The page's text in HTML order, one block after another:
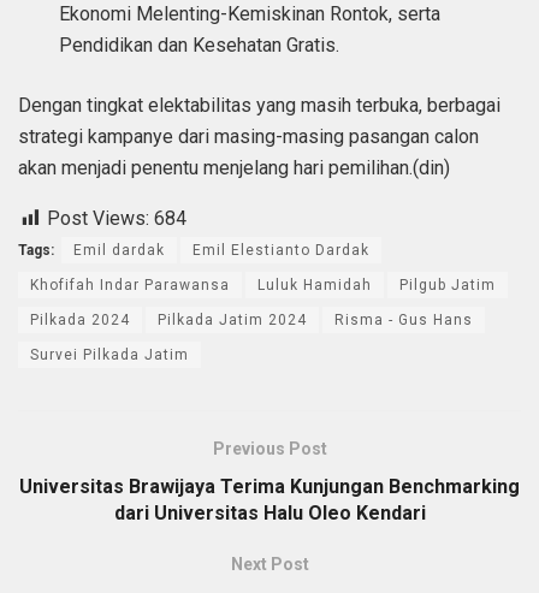
Ekonomi Melenting-Kemiskinan Rontok, serta
Pendidikan dan Kesehatan Gratis.
Dengan tingkat elektabilitas yang masih terbuka, berbagai
strategi kampanye dari masing-masing pasangan calon
akan menjadi penentu menjelang hari pemilihan.(din)
Post Views: 684
Tags: Emil dardak Emil Elestianto Dardak
Khofifah Indar Parawansa Luluk Hamidah Pilgub Jatim
Pilkada 2024 Pilkada Jatim 2024 Risma - Gus Hans
Survei Pilkada Jatim
Previous Post
Universitas Brawijaya Terima Kunjungan Benchmarking
dari Universitas Halu Oleo Kendari
Next Post